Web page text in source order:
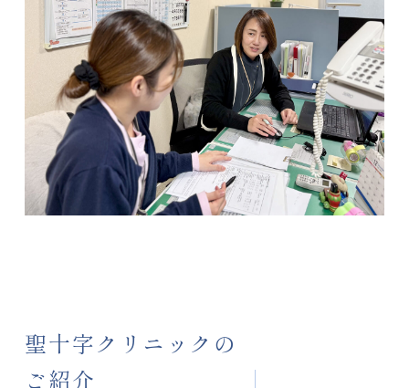
聖十字クリニックの
ご紹介